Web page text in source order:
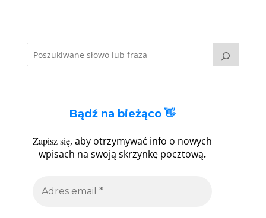
Bądź na bieżąco 👋
Zapisz się, aby otrzymywać info o nowych
wpisach na swoją skrzynkę pocztową.